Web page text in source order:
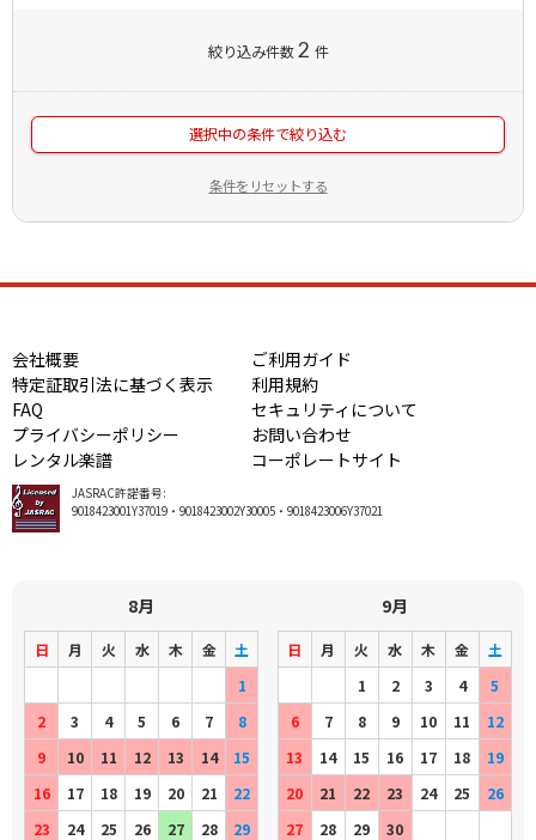
絞り込み件数 2 件
選択中の条件で絞り込む
条件をリセットする
会社概要
ご利用ガイド
特定証取引法に基づく表示
利用規約
FAQ
セキュリティについて
プライバシーポリシー
お問い合わせ
レンタル楽譜
コーポレートサイト
JASRAC許諾番号:
9018423001Y37019・9018423002Y30005・9018423006Y37021
8月
日 月 火 水 木 金
土
1
2
3 4 5 6 7
8
9
10 11 12 13 14
15
16
17 18 19 20 21
22
23
24 25 26 27 28 29
9月
日 月 火 水 木 金
土
1
2 3 4
5
6
7 8 9 10 11
12
13
14 15 16 17 18
19
20
21 22 23 24 25
26
27
28 29 30